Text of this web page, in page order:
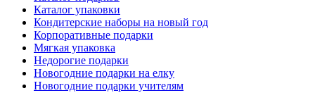
Каталог упаковки
Кондитерские наборы на новый год
Корпоративные подарки
Мягкая упаковка
Недорогие подарки
Новогодние подарки на елку
Новогодние подарки учителям